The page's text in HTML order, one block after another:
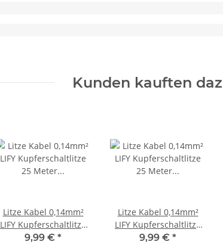
Kunden kauften
Litze Kabel 0,14mm²
LIFY Kupferschaltlitze
25 Meter auf Spule 10
9,99 € *
Litze Kabel 0,14mm²
LIFY Kupferschaltlitze
25 Meter auf Spule 10
9,99 € *